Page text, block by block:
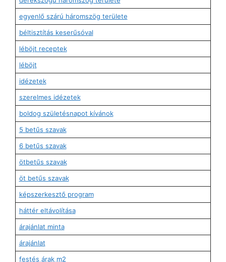
egyenlő szárú háromszög területe
béltisztítás keserűsóval
léböjt receptek
léböjt
idézetek
szerelmes idézetek
boldog születésnapot kívánok
5 betűs szavak
6 betűs szavak
ötbetűs szavak
öt betűs szavak
képszerkesztő program
háttér eltávolítása
árajánlat minta
árajánlat
festés árak m2